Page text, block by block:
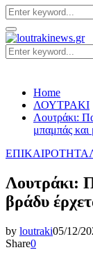
Search
for:
Primary
Menu
Search
for:
Home
ΛΟΥΤΡΑΚΙ
Λουτράκι:
μπαμπάς και
ΕΠΙΚΑΙΡΟΤΗΤΑ
Λουτράκι:
βράδυ
by loutraki05/12/
Share0